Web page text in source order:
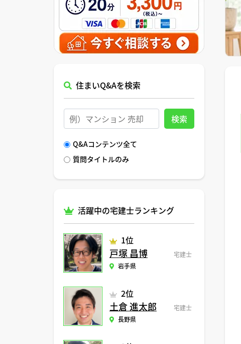
住まいQ&Aを検索
Q&Aコンテンツ全て
質問タイトルのみ
活躍中の宅建士ランキング
1位
戸塚 昌博
宅建士
岩手県
2位
土倉 進太郎
宅建士
長野県